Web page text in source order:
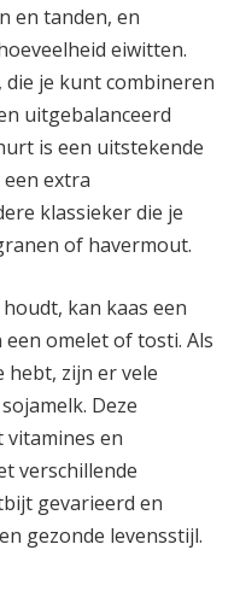
en tanden, en
eiwitten.
je kunt combineren
uitgebalanceerd
is een uitstekende
extra
klassieker die je
of havermout.
kan kaas een
omelet of tosti. Als
hebt, zijn er vele
Deze
en
verschillende
gevarieerd en
gezonde levensstijl.